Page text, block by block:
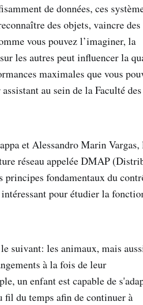
de données, ces
des objets, vaincre des
vous pouvez l’imaginer, la
les autres peut influencer la
maximales que vous
au sein de la Faculté des
et Alessandro Marin Vargas,
réseau appelée DMAP
fondamentaux du
pour étudier la
suivant: les animaux, mais
à la fois de leur
un enfant est capable de
fil du temps afin de continuer à